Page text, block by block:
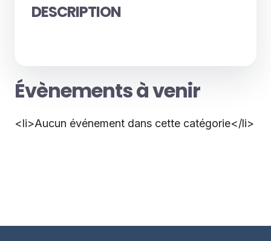
DESCRIPTION
Évènements à venir
<li>Aucun événement dans cette catégorie</li>